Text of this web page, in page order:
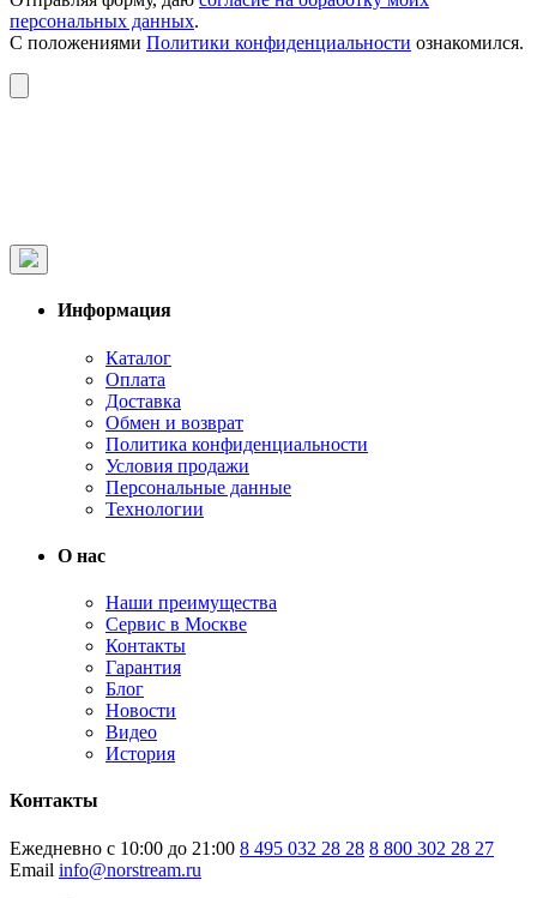
персональных данных.
С положениями Политики конфиденциальности ознакомился.
Информация
Каталог
Оплата
Доставка
Обмен и возврат
Политика конфиденциальности
Условия продажи
Персональные данные
Технологии
О нас
Наши преимущества
Сервис в Москве
Контакты
Гарантия
Блог
Новости
Видео
История
Контакты
Ежедневно с 10:00 до 21:00 8 495 032 28 28 8 800 302 28 27
Email info@norstream.ru